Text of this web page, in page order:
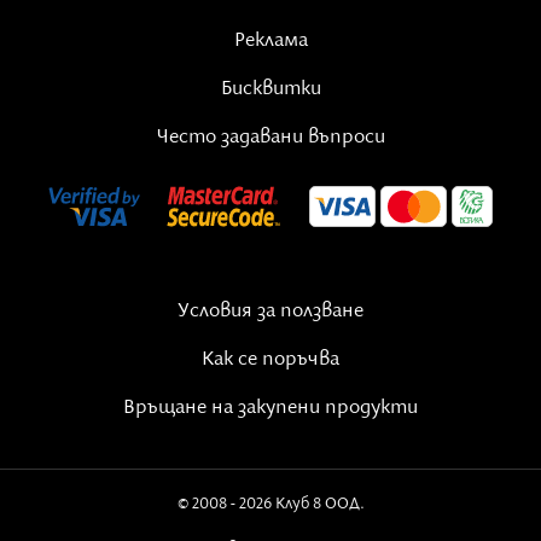
Реклама
Бисквитки
Често задавани въпроси
Условия за ползване
Как се поръчва
Връщане на закупени продукти
© 2008 - 2026 Клуб 8 ООД.